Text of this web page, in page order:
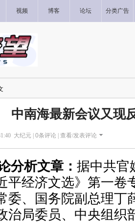
视频 博客 论坛 分类广告
中南海最新会议又现
大纪元 | 0条评论 | 查看/发表评论
分析文章： 据中共官
平经济文选》第一卷
委、国务院副总理丁
治局委员、中央组织